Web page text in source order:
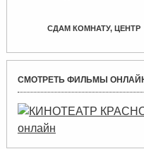
СДАМ КОМНАТУ, ЦЕНТР
СМОТРЕТЬ ФИЛЬМЫ